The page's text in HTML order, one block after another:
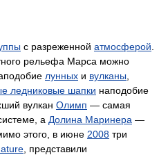
с разреженной атмосферой
рельефа Марса можно
лунных и вулканы
ледниковые шапки наподобие
вулкан Олимп — самая
а Долина Маринера —
этого, в июне 2008 три
, представили